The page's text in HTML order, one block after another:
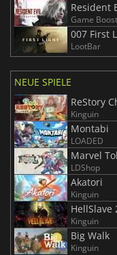
Resident
Game Boost
007 First
LootBar
NEUE SPIELE
ReStory
Kinguin
Montabi
LOADED
Marvel
LDShop
Akatori
Kinguin
HellSlave
Kinguin
Big Walk
Kinguin